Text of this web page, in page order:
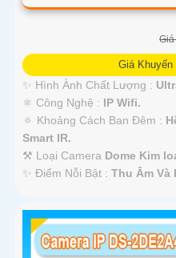
Giá Khuyến
✨ Hình Ành Chất Lượng :
⚛️ Công Nghệ : IP Wifi.
🔅 Khoảng Cách Ban Đêm :
Smart IR.
⚒ Loại Camera Dome Kim
️✨ Điểm Nỗi Bật : Thu Âm Và